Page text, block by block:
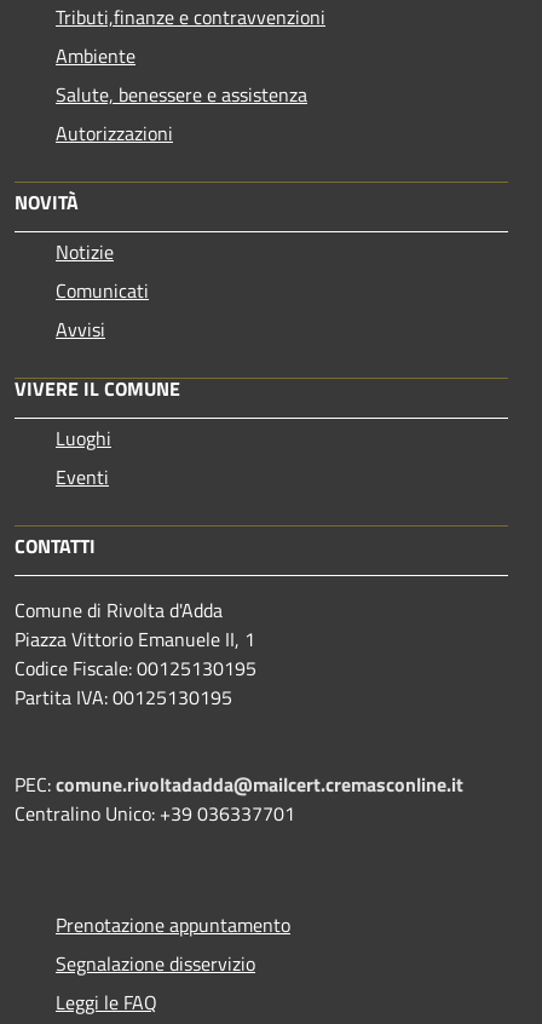
Tributi,finanze e contravvenzioni
Ambiente
Salute, benessere e assistenza
Autorizzazioni
NOVITÀ
Notizie
Comunicati
Avvisi
VIVERE IL COMUNE
Luoghi
Eventi
CONTATTI
Comune di Rivolta d'Adda
Piazza Vittorio Emanuele II, 1
Codice Fiscale: 00125130195
Partita IVA: 00125130195
PEC:comune.rivoltadadda@mailcert.cremasconline.it
Centralino Unico: +39 036337701
Prenotazione appuntamento
Segnalazione disservizio
Leggi le FAQ